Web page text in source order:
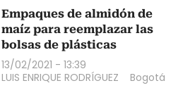
Empaques de almidón de
maíz para reemplazar las
bolsas de plásticas
13/02/2021 - 13:39
LUIS ENRIQUE RODRÍGUEZ
Bogotá